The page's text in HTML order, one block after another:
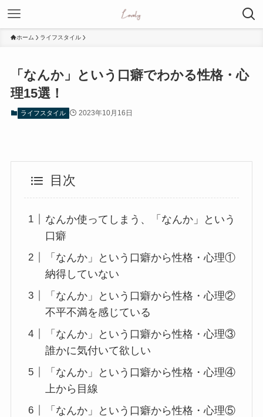
ホーム ライフスタイル
「なんか」という口癖でわかる性格・心
理15選！
ライフスタイル 2023年10月16日
目次
なんか使ってしまう、「なんか」という
口癖
「なんか」という口癖から性格・心理①
納得していない
「なんか」という口癖から性格・心理②
不平不満を感じている
「なんか」という口癖から性格・心理③
誰かに気付いて欲しい
「なんか」という口癖から性格・心理④
上から目線
「なんか」という口癖から性格・心理⑤